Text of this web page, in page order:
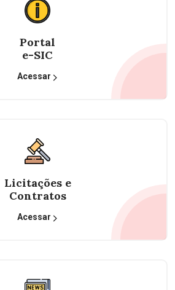
Portal
e-SIC
Acessar
Licitações e
Contratos
Acessar